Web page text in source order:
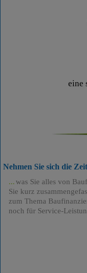
eine
Nehmen Sie sich die
was Sie alles von
Sie kurz
zum Thema
noch für Service-